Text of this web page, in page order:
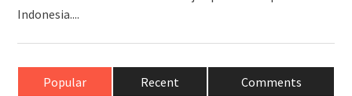
Indonesia....
Popular Recent Comments